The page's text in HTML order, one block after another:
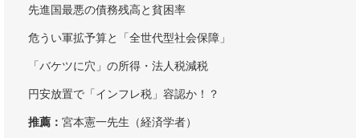
先進国最悪の債務残高と貧困率
危うい軍拡予算と「全世代型社会保障」
「バケツに穴」の所得・法人税減税
円安放置で「インフレ税」容認か！？
推薦： 宮本憲一先生（経済学者）